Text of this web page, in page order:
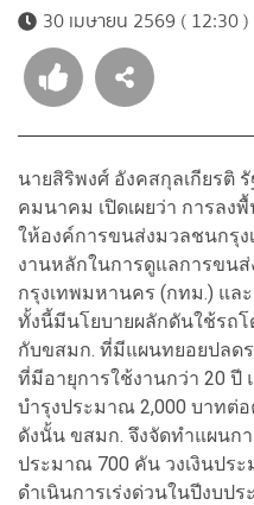
30 เมษายน 2569 ( 12:30 )
นายสิริพงศ์ อังคสกุลเกียรติ
คมนาคม เปิดเผยว่า การลง
ให้องค์การขนส่งมวลชนกรุ
งานหลักในการดูแลการขน
กรุงเทพมหานคร (กทม.) แ
ทั้งนี้มีนโยบายผลักดันใช้รถ
กับขสมก. ที่มีแผนทยอยปลดร
ที่มีอายุการใช้งานกว่า 20
บำรุงประมาณ 2,000 บาทต่
ดังนั้น ขสมก. จึงจัดทำแผนก
ประมาณ 700 คัน วงเงินปร
ดำเนินการเร่งด่วนในปีงบป